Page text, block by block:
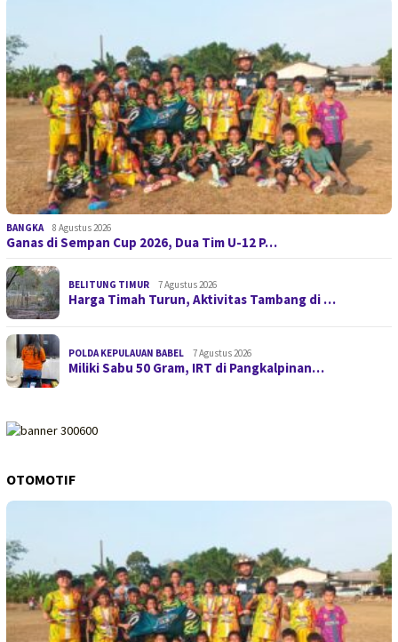
BANGKA 8 Agustus 2026
Ganas di Sempan Cup 2026, Dua Tim U-12 P…
BELITUNG TIMUR 7 Agustus 2026
Harga Timah Turun, Aktivitas Tambang di …
POLDA KEPULAUAN BABEL 7 Agustus 2026
Miliki Sabu 50 Gram, IRT di Pangkalpinan…
OTOMOTIF